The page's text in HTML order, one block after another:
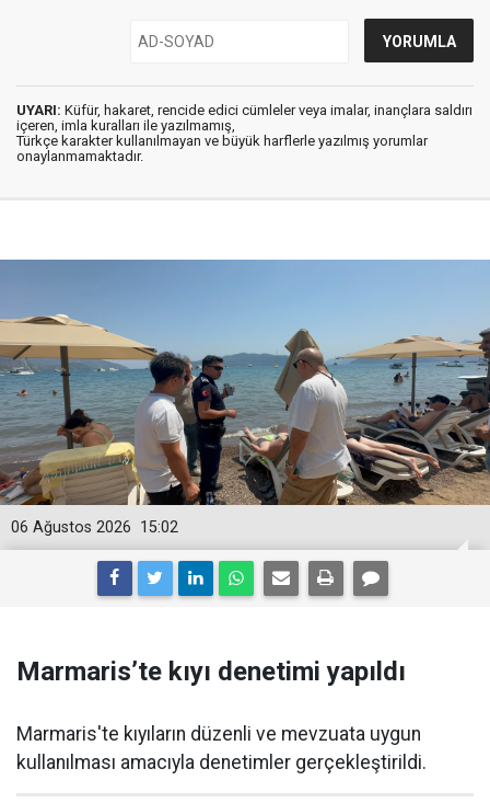
UYARI: Küfür, hakaret, rencide edici cümleler veya imalar, inançlara saldırı
içeren, imla kuralları ile yazılmamış,
Türkçe karakter kullanılmayan ve büyük harflerle yazılmış yorumlar
onaylanmamaktadır.
15:02
06 Ağustos 2026
Marmaris’te kıyı denetimi yapıldı
Marmaris'te kıyıların düzenli ve mevzuata uygun
kullanılması amacıyla denetimler gerçekleştirildi.